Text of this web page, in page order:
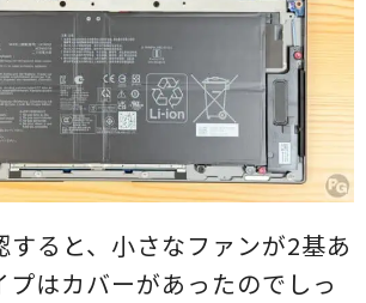
すると、小さなファンが2基あ
プはカバーがあったのでしっ